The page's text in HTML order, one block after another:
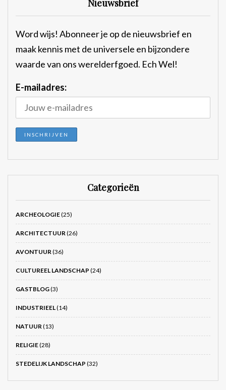
Nieuwsbrief
Word wijs! Abonneer je op de nieuwsbrief en
maak kennis met de universele en bijzondere
waarde van ons werelderfgoed. Ech Wel!
E-mailadres:
Categorieën
ARCHEOLOGIE(25)
ARCHITECTUUR (26)
AVONTUUR (36)
CULTUREEL LANDSCHAP (24)
GASTBLOG(3)
INDUSTRIEEL(14)
NATUUR (13)
RELIGIE(28)
STEDELIJK LANDSCHAP (32)